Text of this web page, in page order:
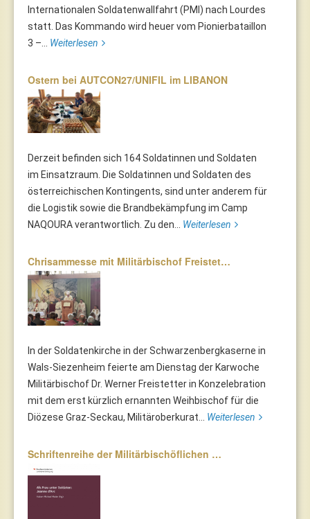
Internationalen Soldatenwallfahrt (PMI) nach Lourdes
statt. Das Kommando wird heuer vom Pionierbataillon
3 –... Weiterlesen
Ostern bei AUTCON27/UNIFIL im LIBANON
Derzeit befinden sich 164 Soldatinnen und Soldaten
im Einsatzraum. Die Soldatinnen und Soldaten des
österreichischen Kontingents, sind unter anderem für
die Logistik sowie die Brandbekämpfung im Camp
NAQOURA verantwortlich. Zu den... Weiterlesen
Chrisammesse mit Militärbischof Freistet…
In der Soldatenkirche in der Schwarzenbergkaserne in
Wals-Siezenheim feierte am Dienstag der Karwoche
Militärbischof Dr. Werner Freistetter in Konzelebration
mit dem erst kürzlich ernannten Weihbischof für die
Diözese Graz-Seckau, Militäroberkurat... Weiterlesen
Schriftenreihe der Militärbischöflichen …